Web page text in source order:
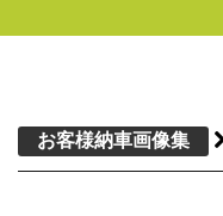
お客様納車画像集